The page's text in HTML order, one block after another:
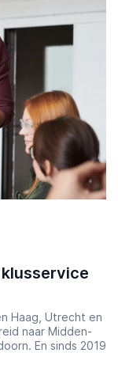
Haag, Utrecht en
naar Midden-
En sinds 2019